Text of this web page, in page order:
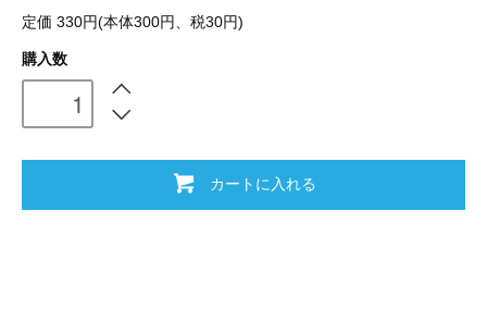
定価 330円(本体300円、税30円)
購入数
カートに入れる